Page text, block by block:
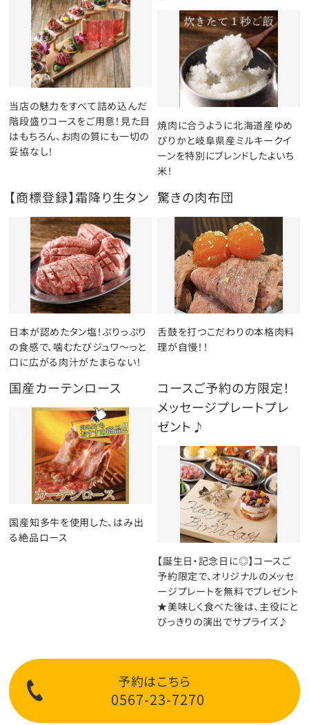
当店の魅力をすべて詰め込んだ
階段盛りコースをご用意！見た目
はもちろん、お肉の質にも一切の
妥協なし！
焼肉に合うように北海道産ゆめ
ぴりかと岐阜県産ミルキークイ
ーンを特別にブレンドしたよいち
米！
【商標登録】霜降り生タン
日本が認めたタン塩！ぷりっぷり
の食感で、噛むたびジュワ～っと
口に広がる肉汁がたまらない！
驚きの肉布団
舌鼓を打つこだわりの本格肉料
理が自慢！！
国産カーテンロース
国産知多牛を使用した、はみ出
る絶品ロース
コースご予約の方限定！
メッセージプレートプレ
ゼント♪
【誕生日・記念日に◎】コースご
予約限定で、オリジナルのメッセ
ージプレートを無料でプレゼント
★美味しく食べた後は、主役にと
びっきりの演出でサプライズ♪
予約はこちら
0567-23-7270